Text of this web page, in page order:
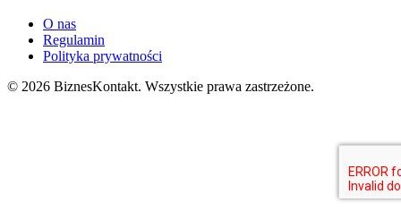
O nas
Regulamin
Polityka prywatności
© 2026 BiznesKontakt. Wszystkie prawa zastrzeżone.